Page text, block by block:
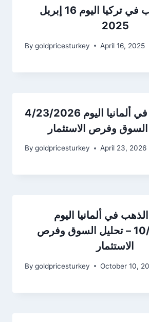
سعر الذهب في تركيا اليوم 16 إبريل
2025
By goldpricesturkey April 16, 2025
أسعار الذهب في ألمانيا اليوم 4/23/2026
وفرص الاستثمار
By goldpricesturkey April 23, 2026
في ألمانيا اليوم
10/10/2025 – تحليل السوق وفرص
الاستثمار
By goldpricesturkey October 10,